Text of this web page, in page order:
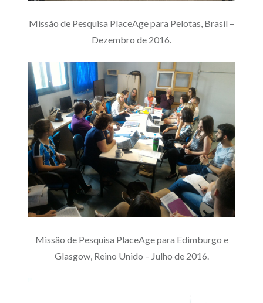
Missão de Pesquisa PlaceAge para Pelotas, Brasil –
Dezembro de 2016.
Missão de Pesquisa PlaceAge para Edimburgo e
Glasgow, Reino Unido – Julho de 2016.